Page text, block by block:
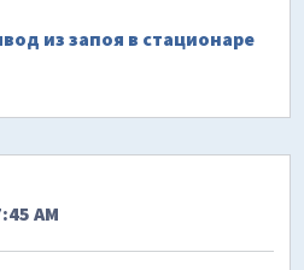
из запоя в стационаре
AM